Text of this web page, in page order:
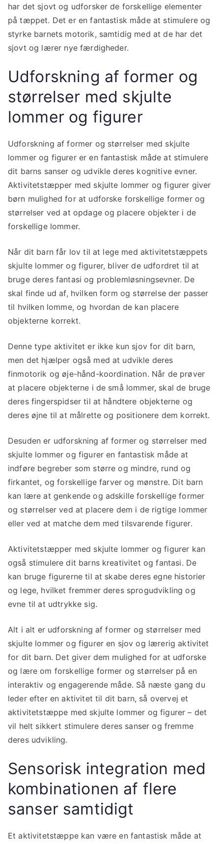
har det sjovt og udforsker de forskellige elementer
på tæppet. Det er en fantastisk måde at stimulere og
styrke barnets motorik, samtidig med at de har det
sjovt og lærer nye færdigheder.
Udforskning af former og
størrelser med skjulte
lommer og figurer
Udforskning af former og størrelser med skjulte
lommer og figurer er en fantastisk måde at stimulere
dit barns sanser og udvikle deres kognitive evner.
Aktivitetstæpper med skjulte lommer og figurer giver
børn mulighed for at udforske forskellige former og
størrelser ved at opdage og placere objekter i de
forskellige lommer.
Når dit barn får lov til at lege med aktivitetstæppets
skjulte lommer og figurer, bliver de udfordret til at
bruge deres fantasi og problemløsningsevner. De
skal finde ud af, hvilken form og størrelse der passer
til hvilken lomme, og hvordan de kan placere
objekterne korrekt.
Denne type aktivitet er ikke kun sjov for dit barn,
men det hjælper også med at udvikle deres
finmotorik og øje-hånd-koordination. Når de prøver
at placere objekterne i de små lommer, skal de bruge
deres fingerspidser til at håndtere objekterne og
deres øjne til at målrette og positionere dem korrekt.
Desuden er udforskning af former og størrelser med
skjulte lommer og figurer en fantastisk måde at
indføre begreber som større og mindre, rund og
firkantet, og forskellige farver og mønstre. Dit barn
kan lære at genkende og adskille forskellige former
og størrelser ved at placere dem i de rigtige lommer
eller ved at matche dem med tilsvarende figurer.
Aktivitetstæpper med skjulte lommer og figurer kan
også stimulere dit barns kreativitet og fantasi. De
kan bruge figurerne til at skabe deres egne historier
og lege, hvilket fremmer deres sprogudvikling og
evne til at udtrykke sig.
Alt i alt er udforskning af former og størrelser med
skjulte lommer og figurer en sjov og lærerig aktivitet
for dit barn. Det giver dem mulighed for at udforske
og lære om forskellige former og størrelser på en
interaktiv og engagerende måde. Så næste gang du
leder efter en aktivitet til dit barn, så overvej et
aktivitetstæppe med skjulte lommer og figurer – det
vil helt sikkert stimulere deres sanser og fremme
deres udvikling.
Sensorisk integration med
kombinationen af flere
sanser samtidigt
Et aktivitetstæppe kan være en fantastisk måde at